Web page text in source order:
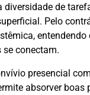
diversidade de
Pelo
entendendo
conectam.
presencial
absorver boas